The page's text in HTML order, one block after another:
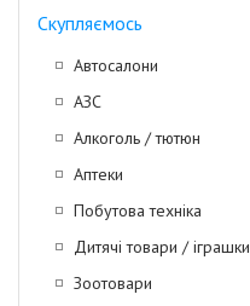
Скупляємось
Автосалони
АЗС
Алкоголь / тютюн
Аптеки
Побутова техніка
Дитячі товари / іграшки
Зоотовари